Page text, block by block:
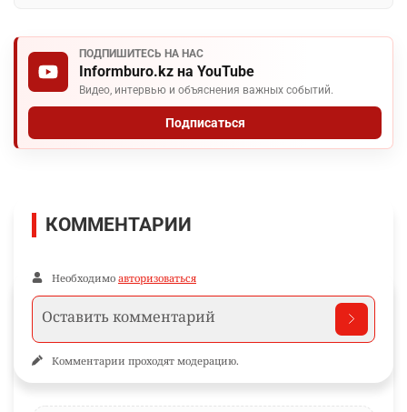
ПОДПИШИТЕСЬ НА НАС
Informburo.kz на YouTube
Видео, интервью и объяснения важных событий.
Подписаться
КОММЕНТАРИИ
Необходимо авторизоваться
Комментарии проходят модерацию.